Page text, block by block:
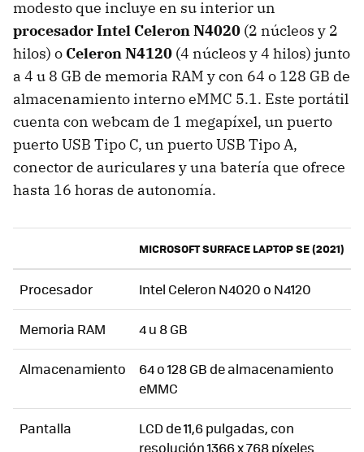
modesto que incluye en su interior un
procesador Intel Celeron N4020 (2 núcleos y 2
hilos) o Celeron N4120 (4 núcleos y 4 hilos) junto
a 4 u 8 GB de memoria RAM y con 64 o 128 GB de
almacenamiento interno eMMC 5.1. Este portátil
cuenta con webcam de 1 megapíxel, un puerto
puerto USB Tipo C, un puerto USB Tipo A,
conector de auriculares y una batería que ofrece
hasta 16 horas de autonomía.
MICROSOFT SURFACE LAPTOP SE (2021)
Procesador Intel Celeron N4020 o N4120
Memoria RAM 4 u 8 GB
Almacenamiento
64 o 128 GB de almacenamiento
eMMC
Pantalla
LCD de 11,6 pulgadas, con
resolución 1366 x 768 píxeles